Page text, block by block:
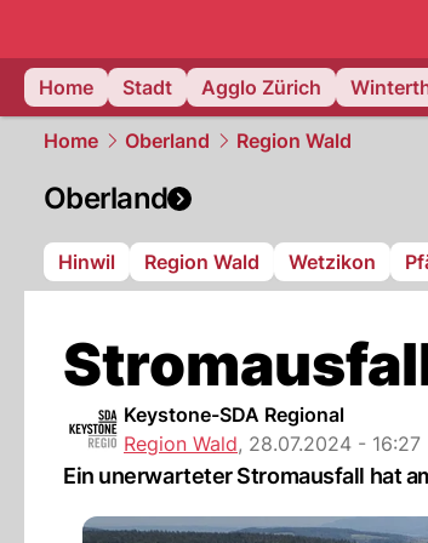
Home
Stadt Agglo Zürich
Home Oberland Region Wald
Oberland
Hinwil Region Wald Wetzikon
Keystone-SDA Regional
Region Wald, 28.07.2024 - 16:27
Ein unerwarteter Stromausfall hat